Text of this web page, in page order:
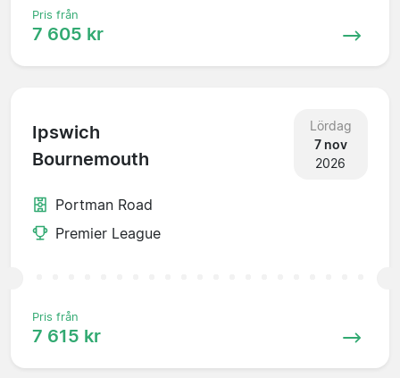
Pris från
7 605 kr
Ipswich
Bournemouth
Lördag
7 nov
2026
Portman Road
Premier League
Pris från
7 615 kr